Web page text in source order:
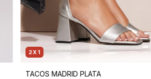
2X1
TACOS MADRID PLATA